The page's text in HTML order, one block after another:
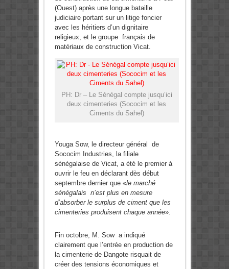
(Ouest) après une longue bataille
judiciaire portant sur un litige foncier
avec les héritiers d’un dignitaire
religieux, et le groupe français de
matériaux de construction Vicat.
PH: Dr – Le Sénégal compte jusqu’ici
deux cimenteries (Sococim et les
Ciments du Sahel)
Youga Sow, le directeur général de
Sococim Industries, la filiale
sénégalaise de Vicat, a été le premier à
ouvrir le feu en déclarant dès début
septembre dernier que «le marché
sénégalais n’est plus en mesure
d’absorber le surplus de ciment que les
cimenteries produisent chaque année».
Fin octobre, M. Sow a indiqué
clairement que l’entrée en production de
la cimenterie de Dangote risquait de
créer des tensions économiques et